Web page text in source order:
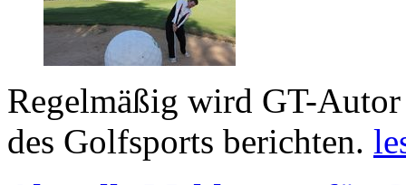
Regelmäßig wird GT-
des Golfsports berichten.